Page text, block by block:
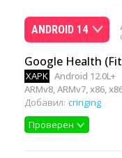
ANDROID 14
Google Health
XAPK Android 12.0L+
ARMv8, ARMv7, x86,
Добавил: cringing
Проверен